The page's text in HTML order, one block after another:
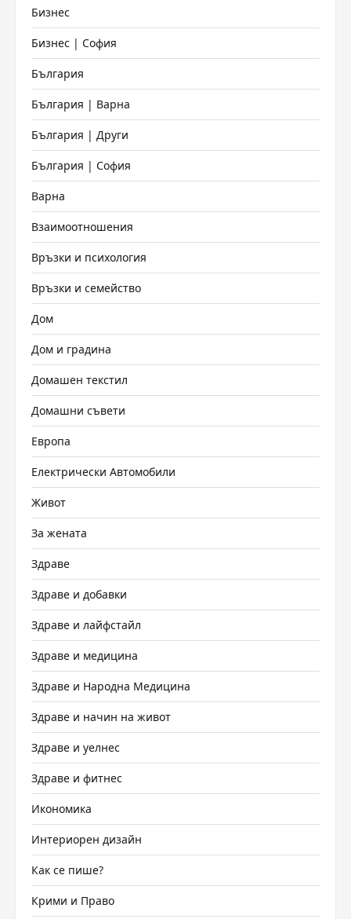
Бизнес
Бизнес | София
България
България | Варна
България | Други
България | София
Варна
Взаимоотношения
Връзки и психология
Връзки и семейство
Дом
Дом и градина
Домашен текстил
Домашни съвети
Европа
Електрически Автомобили
Живот
За жената
Здраве
Здраве и добавки
Здраве и лайфстайл
Здраве и медицина
Здраве и Народна Медицина
Здраве и начин на живот
Здраве и уелнес
Здраве и фитнес
Икономика
Интериорен дизайн
Как се пише?
Крими и Право